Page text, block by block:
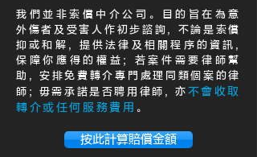
我們並非索償中介公司。目的旨在為意
外傷者及受害人作初步諮詢, 不論是索償
抑或和解, 提供法律及相關程序的資訊,
保障你應得的權益; 若案件需要律師幫
助, 安排免費轉介專門處理同類個案的律
師; 毋需承諾是否聘用律師, 亦 不會收取
轉介或任何服務費用 。
按此計算賠償金額